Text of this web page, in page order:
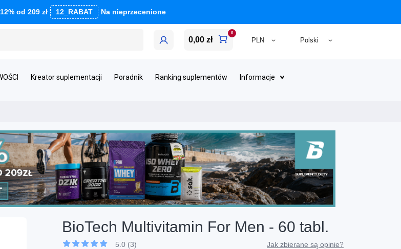
od 209 zł 12_RABAT Na nieprzecenione
0,00 zł
0
Kreator suplementacji Poradnik Ranking suplementów Informacje
BioTech Multivitamin For Men - 60 tabl.
5.0 (3)
Jak zbierane są opinie?